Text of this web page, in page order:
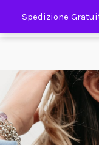
Spedizione